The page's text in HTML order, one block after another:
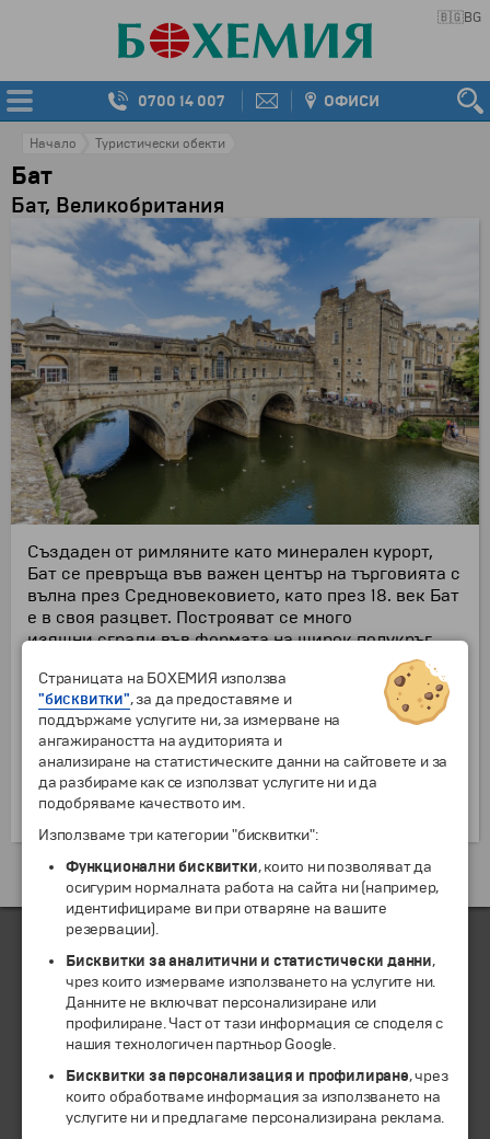
🇧🇬BG
0700 14 007 ОФИСИ
Начало Туристически обекти
Бат
Бат, Великобритания
Създаден от римляните като минерален курорт,
Бат се превръща във важен център на търговията с
вълна през Средновековието, като през 18. век Бат
е в своя разцвет. Построяват се много
изящни сгради във формата на широк полукръг,
прекрасни площади, величествени домове от
батски варовик с цвят на пчелен мед, което днес
е един от най-красивите и запазени
джорджиански градове в цяла Великобритания.
Историческото средище на града е в
Римските бани, едни от най-добре запазените в
страната. Бат се посещава не само на много
местни, но и на туристи от цял свят.
Екскурзии и почивки до Великобритания »
ЧЛЕН НА
Страницата на БОХЕМИЯ използва
"бисквитки", за да предоставяме и
поддържаме услугите ни, за измерване на
ангажираността на аудиторията и
анализиране на статистическите данни на сайтовете и за
да разбираме как се използват услугите ни и да
подобряваме качеството им.
Използваме три категории "бисквитки":
Функционални бисквитки, които ни позволяват да
осигурим нормалната работа на сайта ни (например,
идентифицираме ви при отваряне на вашите
резервации).
Бисквитки за аналитични и статистически данни,
чрез които измерваме използването на услугите ни.
Данните не включват персонализиране или
профилиране. Част от тази информация се споделя с
нашия технологичен партньор Google.
Бисквитки за персонализация и профилиране, чрез
които обработваме информация за използването на
услугите ни и предлагаме персонализирана реклама.